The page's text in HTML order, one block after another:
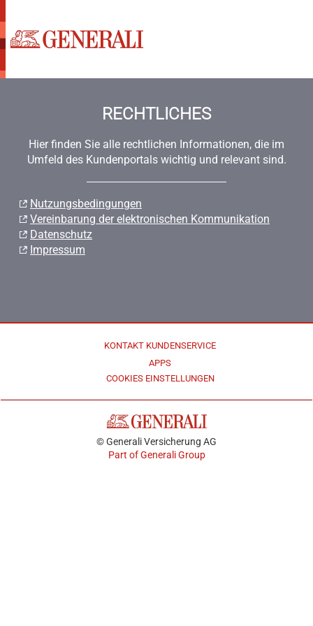
RECHTLICHES
Hier finden Sie alle rechtlichen Informationen, die im
Umfeld des Kundenportals wichtig und relevant sind.
Nutzungsbedingungen
Vereinbarung der elektronischen Kommunikation
Datenschutz
Impressum
KONTAKT KUNDENSERVICE
APPS
COOKIES EINSTELLUNGEN
© Generali Versicherung AG
Part of Generali Group